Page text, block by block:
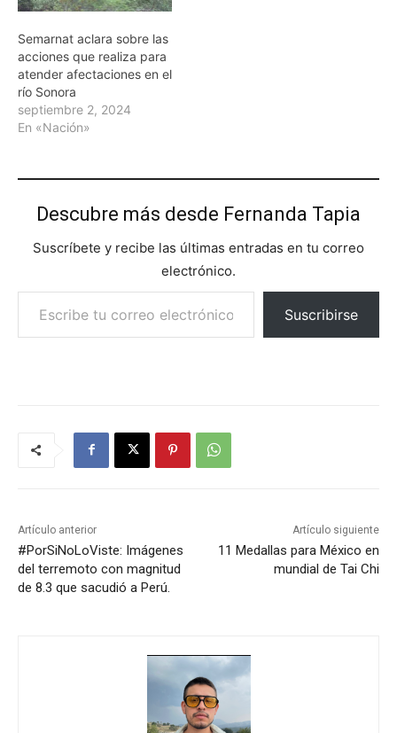
Semarnat aclara sobre las
acciones que realiza para
atender afectaciones en el
río Sonora
septiembre 2, 2024
En «Nación»
Descubre más desde Fernanda Tapia
Suscríbete y recibe las últimas entradas en tu correo
electrónico.
Escribe tu correo electrónico…
Suscribirse
Artículo anterior
#PorSiNoLoViste: Imágenes
del terremoto con magnitud
de 8.3 que sacudió a Perú.
Artículo siguiente
11 Medallas para México en
mundial de Tai Chi